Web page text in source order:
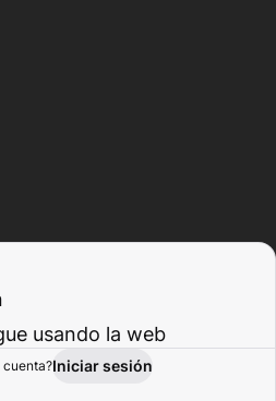
Actividad
usando la web
cuenta?Iniciar sesión